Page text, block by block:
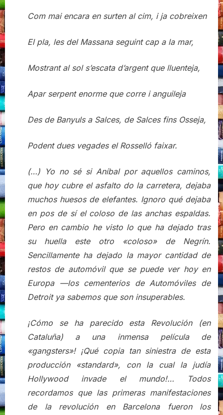
Com mai encara en surten al cim, i ja cobreixen
El pla, les del Massana seguint cap a la mar,
Mostrant al sol s’escata d’argent que lluenteja,
Apar serpent enorme que corre i anguileja
Des de Banyuls a Salces, de Salces fins Osseja,
Podent dues vegades el Rosselló faixar.
(…) Yo no sé si Aníbal por aquellos caminos,
que hoy cubre el asfalto do la carretera, dejaba
muchos huesos de elefantes. Ignoro qué dejaba
en pos de sí el coloso de las anchas espaldas.
Pero en cambio he visto lo que ha dejado tras
su huella este otro «coloso» de Negrín.
Sencillamente ha dejado la mayor cantidad de
restos de automóvil que se puede ver hoy en
Europa —los cementerios de Automóviles de
Detroit ya sabemos que son insuperables.
¡Cómo se ha parecido esta Revolución (en
Cataluña) a una inmensa película de
«gangsters»! ¡Qué copia tan siniestra de esta
producción «standard», con la cual la judía
Hollywood invade el mundo!… Todos
recordamos que las primeras manifestaciones
de la revolución en Barcelona fueron los